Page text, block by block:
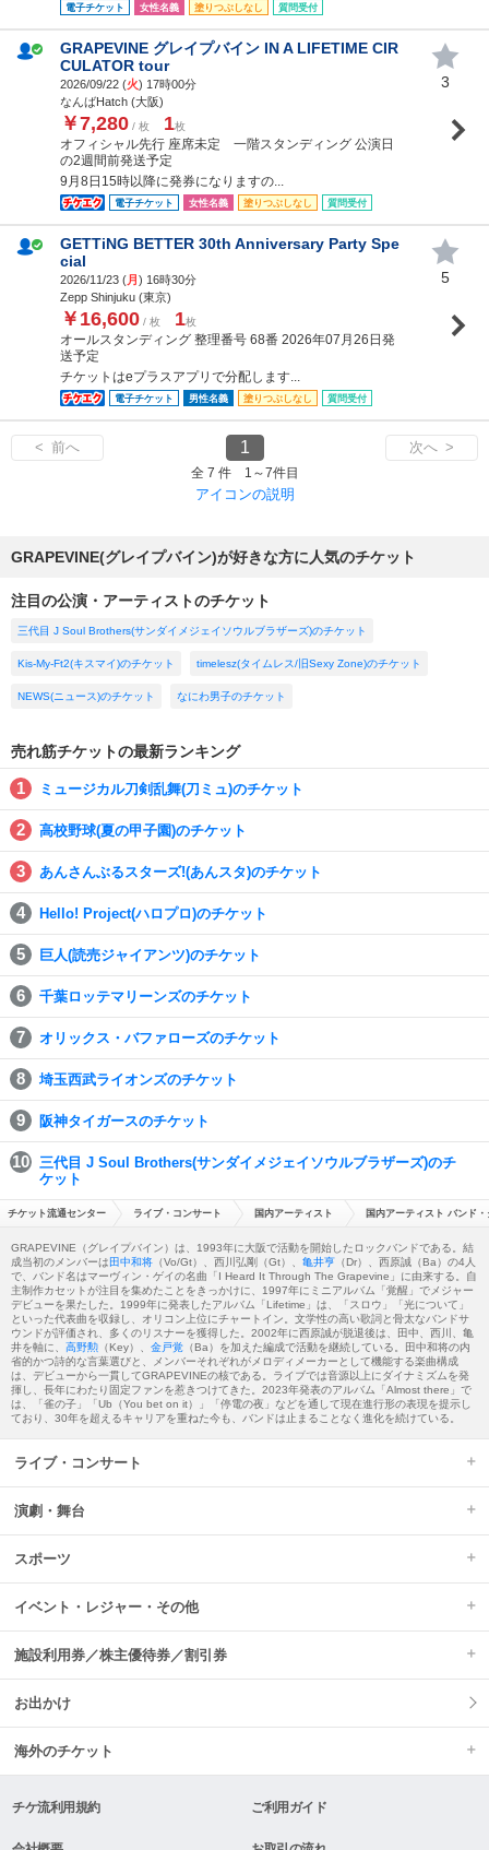
電子チケット 女性名義 塗りつぶしなし 質問受付
GRAPEVINE グレイプバイン IN A LIFETIME CIR
CULATOR tour
2026/09/22 (火) 17時00分
なんばHatch (大阪)
￥7,280 / 枚 1枚
オフィシャル先行 座席未定 一階スタンディング 公演日
の2週間前発送予定
9月8日15時以降に発券になりますの...
電子チケット 女性名義 塗りつぶしなし 質問受付
3
GETTiNG BETTER 30th Anniversary Party Spe
cial
2026/11/23 (月) 16時30分
Zepp Shinjuku (東京)
￥16,600 / 枚 1枚
オールスタンディング 整理番号 68番 2026年07月26日発
送予定
チケットはeプラスアプリで分配します...
電子チケット 男性名義 塗りつぶしなし 質問受付
5
< 前へ 1 次へ >
全 7 件 1～7件目
アイコンの説明
GRAPEVINE(グレイプバイン)が好きな方に人気のチケット
注目の公演・アーティストのチケット
三代目 J Soul Brothers(サンダイメジェイソウルブラザーズ)のチケット
Kis-My-Ft2(キスマイ)のチケット timelesz(タイムレス/旧Sexy Zone)のチケット
NEWS(ニュース)のチケット なにわ男子のチケット
売れ筋チケットの最新ランキング
ミュージカル刀剣乱舞(刀ミュ)のチケット
高校野球(夏の甲子園)のチケット
あんさんぶるスターズ!(あんスタ)のチケット
Hello! Project(ハロプロ)のチケット
巨人(読売ジャイアンツ)のチケット
千葉ロッテマリーンズのチケット
オリックス・バファローズのチケット
埼玉西武ライオンズのチケット
阪神タイガースのチケット
三代目 J Soul Brothers(サンダイメジェイソウルブラザーズ)のチ
ケット
チケット流通センター ライブ・コンサート 国内アーティスト 国内アーティスト バンド
GRAPEVINE（グレイプバイン）は、1993年に大阪で活動を開始したロックバンドである。結
成当初のメンバーは田中和将 （Vo/Gt）、西川弘剛（Gt）、 亀井亨 （Dr）、西原誠（Ba）の4人
で、バンド名はマーヴィン・ゲイの名曲「I Heard It Through The Grapevine」に由来する。自
主制作カセットが注目を集めたことをきっかけに、1997年にミニアルバム「覚醒」でメジャー
デビューを果たした。1999年に発表したアルバム「Lifetime」は、「スロウ」「光について」
といった代表曲を収録し、オリコン上位にチャートイン。文学性の高い歌詞と骨太なバンドサ
ウンドが評価され、多くのリスナーを獲得した。2002年に西原誠が脱退後は、田中、西川、亀
井を軸に、 高野勲 （Key）、 金戸覚 （Ba）を加えた編成で活動を継続している。田中和将の内
省的かつ詩的な言葉選びと、メンバーそれぞれがメロディメーカーとして機能する楽曲構成
は、デビューから一貫してGRAPEVINEの核である。ライブでは音源以上にダイナミズムを発
揮し、長年にわたり固定ファンを惹きつけてきた。2023年発表のアルバム「Almost there」で
は、「雀の子」「Ub（You bet on it）」「停電の夜」などを通して現在進行形の表現を提示し
ており、30年を超えるキャリアを重ねた今も、バンドは止まることなく進化を続けている。
ライブ・コンサート
演劇・舞台
スポーツ
イベント・レジャー・その他
施設利用券／株主優待券／割引券
お出かけ
海外のチケット
チケ流利用規約 ご利用ガイド